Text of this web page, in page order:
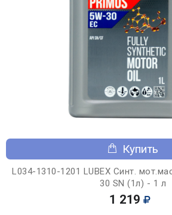
Купить
L034-1310-1201 LUBEX Синт.
30 SN (1л) - 1 л
1 219